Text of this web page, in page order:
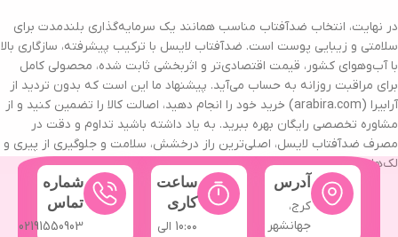
در نهایت، انتخاب ضدآفتاب مناسب همانند یک سرمایه‌گذاری بلندمدت برای
سلامتی و زیبایی پوست است. ضدآفتاب لایسل با ترکیب پیشرفته، سازگاری بالا
با آب‌وهوای کشور، قیمت اقتصادی‌تر و اثربخشی ثابت شده، محصولی کامل
برای مراقبت روزانه به حساب می‌آید. پیشنهاد ما این است که بدون تردید از
آرابیرا (arabira.com) خرید خود را انجام دهید، اصالت کالا را تضمین کنید و از
مشاوره تخصصی رایگان بهره ببرید. به یاد داشته باشید تداوم و دقت در
مصرف ضدآفتاب لایسل، اصلی‌ترین راز درخشش، سلامت و جلوگیری از پیری و
لک‌های پوستی خواهد بود.
آدرس
کرج،
جهانشهر
ساعت
کاری
10:۰۰ الی
شماره
تماس
02191550903